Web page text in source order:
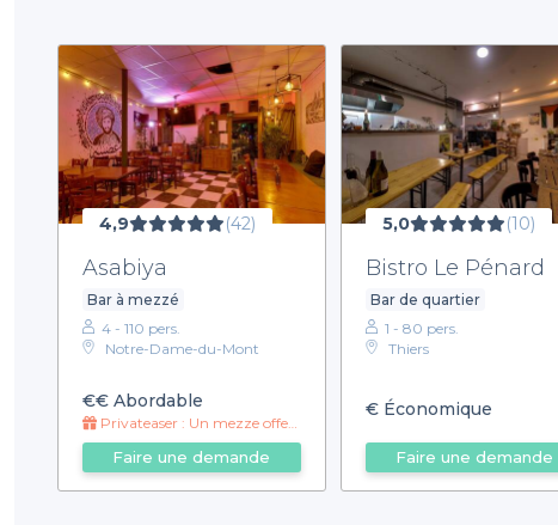
4,9 (42)
Asabiya
Bar à mezzé
4 - 110 pers.
Notre-Dame-du-Mont
€€ Abordable
Privateaser : Un mezze offert pour les groupes Privateaser !
Faire une demande
5,0 (10)
Bistro Le Pénard
Bar de quartier
1 - 80 pers.
Thiers
€Économique
Faire une demande